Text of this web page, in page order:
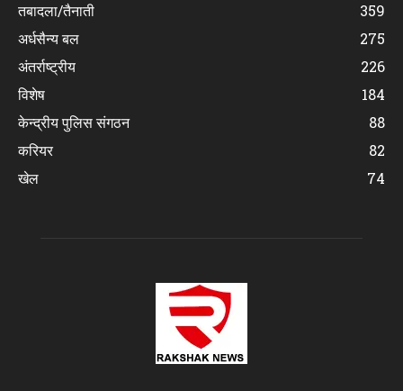
तबादला/तैनाती
359
अर्धसैन्य बल
275
अंतर्राष्ट्रीय
226
विशेष
184
केन्द्रीय पुलिस संगठन
88
करियर
82
खेल
74